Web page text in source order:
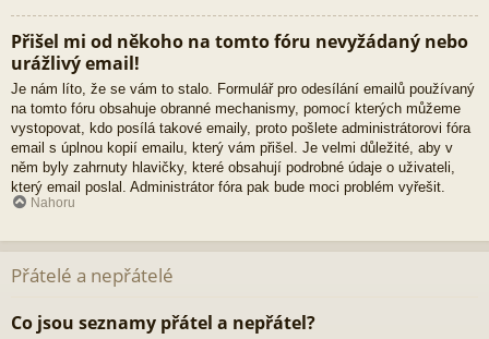
Přišel mi od někoho na tomto fóru nevyžádaný nebo
urážlivý email!
Je nám líto, že se vám to stalo. Formulář pro odesílání emailů používaný
na tomto fóru obsahuje obranné mechanismy, pomocí kterých můžeme
vystopovat, kdo posílá takové emaily, proto pošlete administrátorovi fóra
email s úplnou kopií emailu, který vám přišel. Je velmi důležité, aby v
něm byly zahrnuty hlavičky, které obsahují podrobné údaje o uživateli,
který email poslal. Administrátor fóra pak bude moci problém vyřešit.
Nahoru
Přátelé a nepřátelé
Co jsou seznamy přátel a nepřátel?